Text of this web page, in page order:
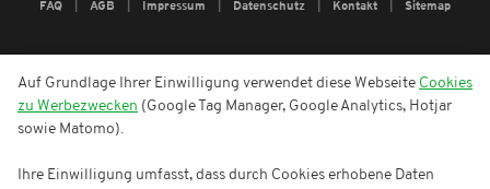
FAQ AGB Impressum Datenschutz Kontakt Sitemap
Auf Grundlage Ihrer Einwilligung verwendet diese Webseite Cookies
zu Werbezwecken (Google Tag Manager, Google Analytics, Hotjar
sowie Matomo).
Ihre Einwilligung umfasst, dass durch Cookies erhobene Daten